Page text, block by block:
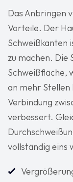
Das Anbringen
Vorteile. Der
Schweißkanten
zu machen. Die
Schweißfläche,
an mehr Stellen
Verbindung
verbessert.
vollständig eins